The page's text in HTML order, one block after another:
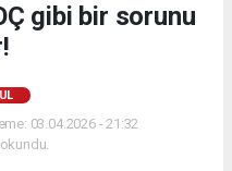
gibi bir sorunu
03.04.2026 - 21:32